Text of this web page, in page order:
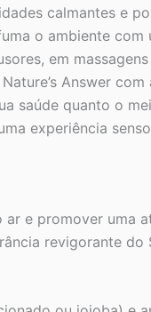
calmantes e
o ambiente
em
Answer
saúde quanto o
experiência
e promover uma
revigorante